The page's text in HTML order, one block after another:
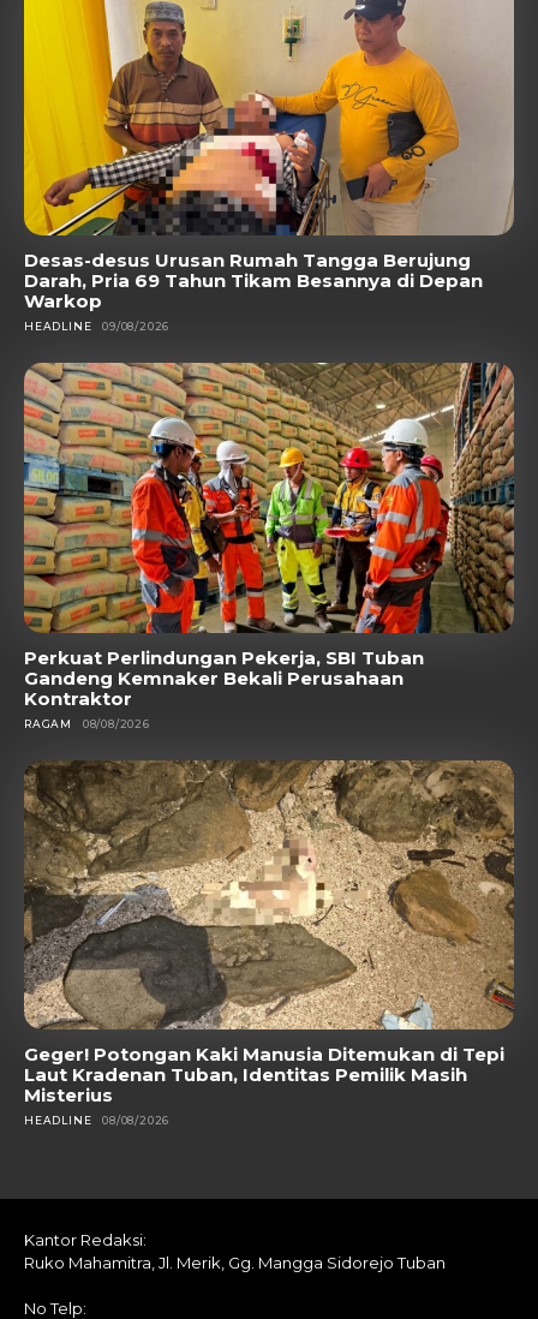
Desas-desus Urusan Rumah Tangga Berujung
Darah, Pria 69 Tahun Tikam Besannya di Depan
Warkop
HEADLINE 09/08/2026
Perkuat Perlindungan Pekerja, SBI Tuban
Gandeng Kemnaker Bekali Perusahaan
Kontraktor
RAGAM 08/08/2026
Geger! Potongan Kaki Manusia Ditemukan di Tepi
Laut Kradenan Tuban, Identitas Pemilik Masih
Misterius
HEADLINE 08/08/2026
Kantor Redaksi:
Ruko Mahamitra, Jl. Merik, Gg. Mangga Sidorejo Tuban
No Telp: